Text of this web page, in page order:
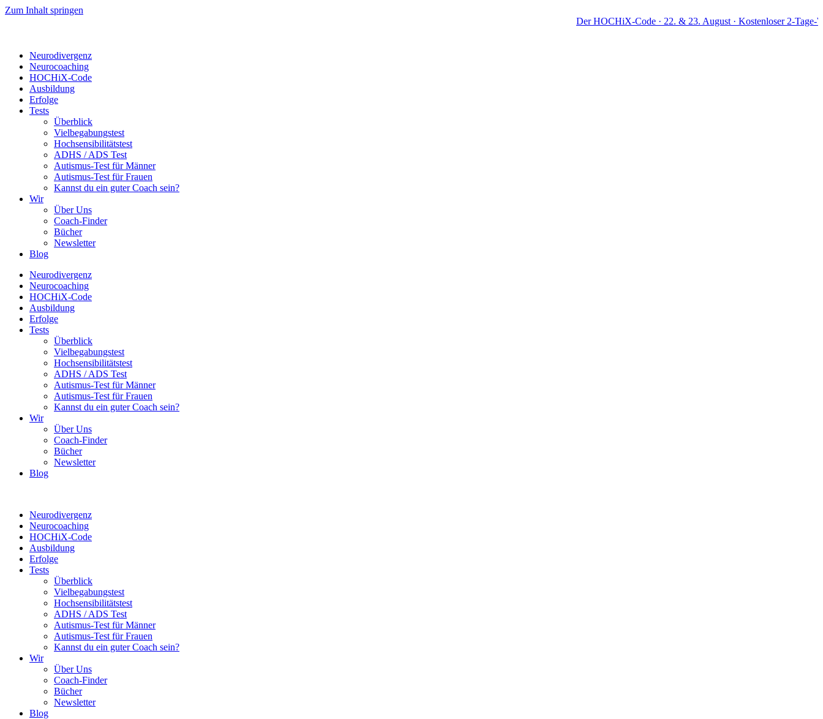
Zum Inhalt springen
Der HOCHiX-Code · 22. & 23. August · Kostenloser 2-Tage-
Neurodivergenz
Neurocoaching
HOCHiX-Code
Ausbildung
Erfolge
Tests
Überblick
Vielbegabungstest
Hochsensibilitätstest
ADHS / ADS Test
Autismus-Test für Männer
Autismus-Test für Frauen
Kannst du ein guter Coach sein?
Wir
Über Uns
Coach-Finder
Bücher
Newsletter
Blog
Neurodivergenz
Neurocoaching
HOCHiX-Code
Ausbildung
Erfolge
Tests
Überblick
Vielbegabungstest
Hochsensibilitätstest
ADHS / ADS Test
Autismus-Test für Männer
Autismus-Test für Frauen
Kannst du ein guter Coach sein?
Wir
Über Uns
Coach-Finder
Bücher
Newsletter
Blog
Neurodivergenz
Neurocoaching
HOCHiX-Code
Ausbildung
Erfolge
Tests
Überblick
Vielbegabungstest
Hochsensibilitätstest
ADHS / ADS Test
Autismus-Test für Männer
Autismus-Test für Frauen
Kannst du ein guter Coach sein?
Wir
Über Uns
Coach-Finder
Bücher
Newsletter
Blog